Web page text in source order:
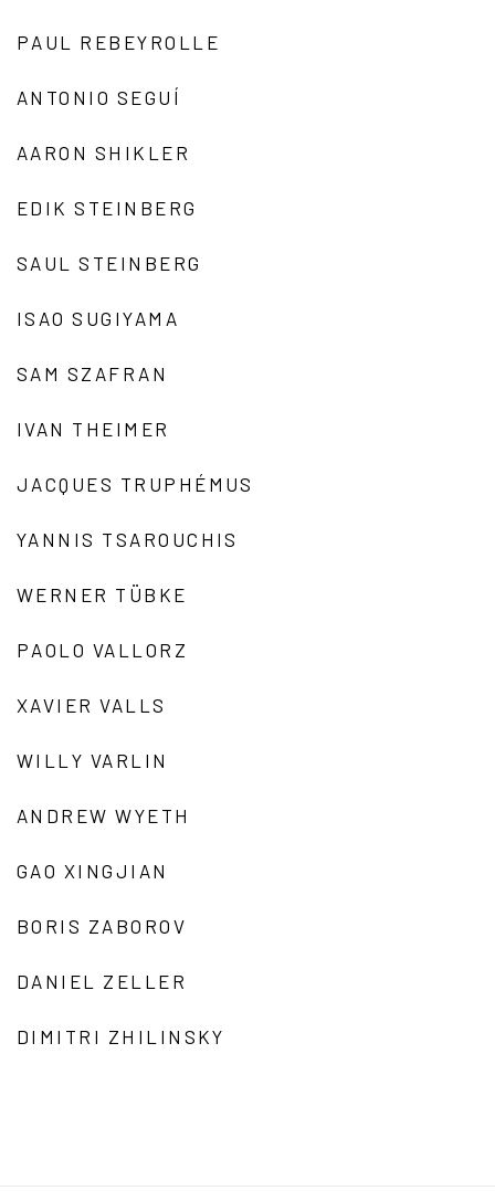
PAUL REBEYROLLE
ANTONIO SEGUÍ
AARON SHIKLER
EDIK STEINBERG
SAUL STEINBERG
ISAO SUGIYAMA
SAM SZAFRAN
IVAN THEIMER
JACQUES TRUPHÉMUS
YANNIS TSAROUCHIS
WERNER TÜBKE
PAOLO VALLORZ
XAVIER VALLS
WILLY VARLIN
ANDREW WYETH
GAO XINGJIAN
BORIS ZABOROV
DANIEL ZELLER
DIMITRI ZHILINSKY